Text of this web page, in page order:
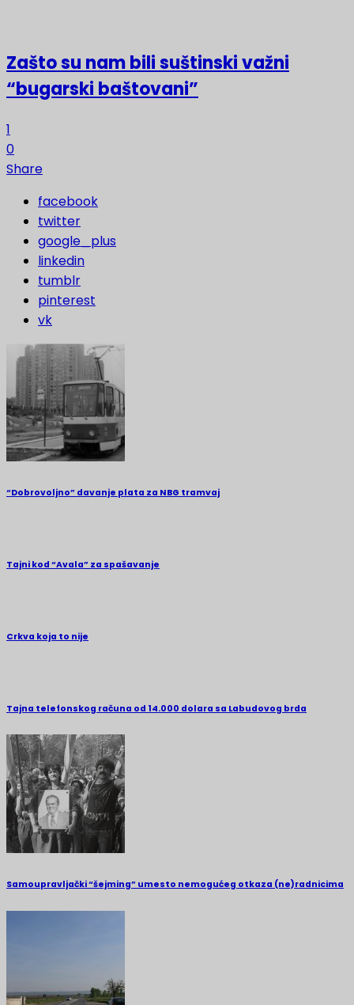
Zašto su nam bili suštinski važni
“bugarski baštovani”
1
0
Share
facebook
twitter
google_plus
linkedin
tumblr
pinterest
vk
“Dobrovoljno” davanje plata za NBG tramvaj
Tajni kod “Avala” za spašavanje
Crkva koja to nije
Tajna telefonskog računa od 14.000 dolara sa Labudovog brda
Samoupravljački “šejming” umesto nemogućeg otkaza (ne)radnicima